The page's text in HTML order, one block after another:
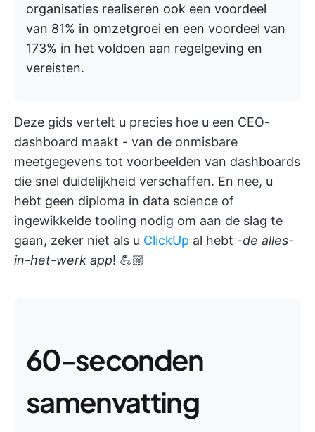
organisaties realiseren ook een voordeel
van 81% in omzetgroei en een voordeel van
173% in het voldoen aan regelgeving en
vereisten.
Deze gids vertelt u precies hoe u een CEO-
dashboard maakt - van de onmisbare
meetgegevens tot voorbeelden van dashboards
die snel duidelijkheid verschaffen. En nee, u
hebt geen diploma in data science of
ingewikkelde tooling nodig om aan de slag te
gaan, zeker niet als u ClickUp al hebt -de alles-
in-het-werk app! 💪🏼
60-seconden
samenvatting